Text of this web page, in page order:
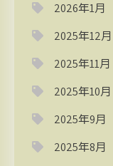
2026年1月
2025年12月
2025年11月
2025年10月
2025年9月
2025年8月